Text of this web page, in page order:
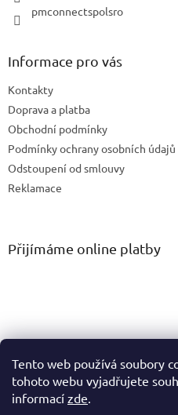
Tento web používá soubory
tohoto webu vyjadřujete
informací zde.
pmconnectspolsro
Informace pro vás
Kontakty
Doprava a platba
Obchodní podmínky
Podmínky ochrany osobních údajů
Odstoupení od smlouvy
Reklamace
Přijímáme online platby